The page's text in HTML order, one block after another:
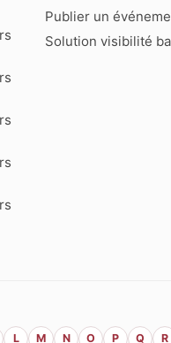
Publier un
Solution visibilité
L M N O P Q R